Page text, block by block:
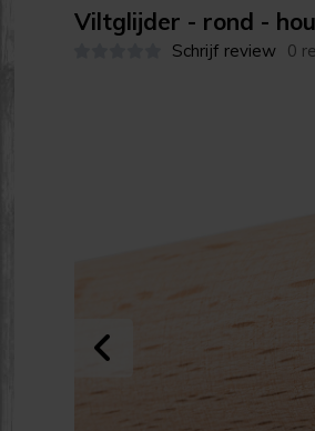
Viltglijder - rond -
Schrijf review 0